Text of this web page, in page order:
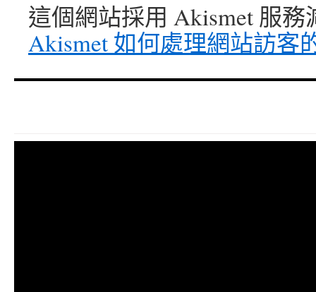
這個網站採用 Akismet 服
Akismet 如何處理網站訪客